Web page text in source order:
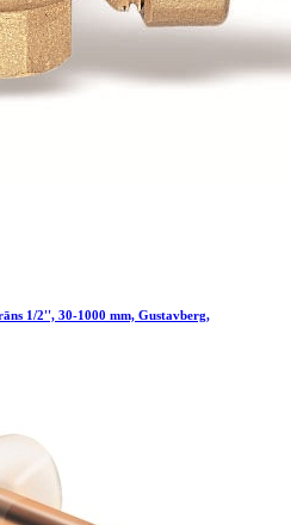
1/2'', 30-1000 mm, Gustavberg,